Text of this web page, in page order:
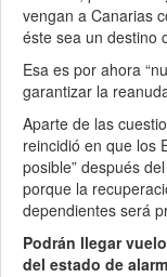
vengan a Canarias
éste sea un destino
Esa es por ahora
garantizar la
Aparte de las
reincidió en que los
posible” después
porque la
dependientes será
Podrán llegar
del estado de